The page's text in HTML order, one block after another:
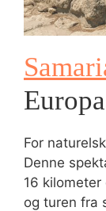
For
Denne
16
og turen fra